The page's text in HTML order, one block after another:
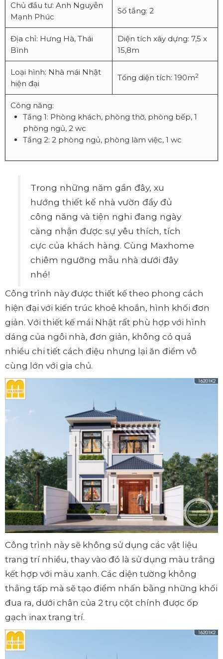
Chủ đầu tư: Anh Nguyễn
Mạnh Phúc
Số tầng: 2
Địa chỉ: Hưng Hà, Thái
Bình
Diện tích xây dựng: 7,5 x
15,8m
Loại hình: Nhà mái Nhật
hiện đại
Tổng diện tích: 190m2
Công năng:
Tầng 1: Phòng khách, phòng thờ, phòng bếp, 1
phòng ngủ, 2 wc
Tầng 2: 2 phòng ngủ, phòng làm việc, 1 wc
Trong những năm gần đây, xu
hướng thiết kế nhà vườn đầy đủ
công năng và tiện nghi đang ngày
càng nhận được sự yêu thích, tích
cực của khách hàng. Cùng Maxhome
chiêm ngưỡng mẫu nhà dưới đây
nhé!
Công trình này được thiết kế theo phong cách
hiện đại với kiến trúc khoẻ khoắn, hình khối đơn
giản. Với thiết kế mái Nhật rất phù hợp với hình
dáng của ngôi nhà, đơn giản, không có quá
nhiều chi tiết cách điệu nhưng lại ăn điểm vô
cùng lớn với gia chủ.
Công trình này sẽ không sử dụng các vật liệu
trang trí nhiều, thay vào đó là sử dụng màu trắng
kết hợp với màu xanh. Các diện tường không
thẳng tấp mà sẽ tạo điểm nhấn bằng những khối
đua ra, dưới chân của 2 trụ cột chính được ốp
gạch inax trang trí.